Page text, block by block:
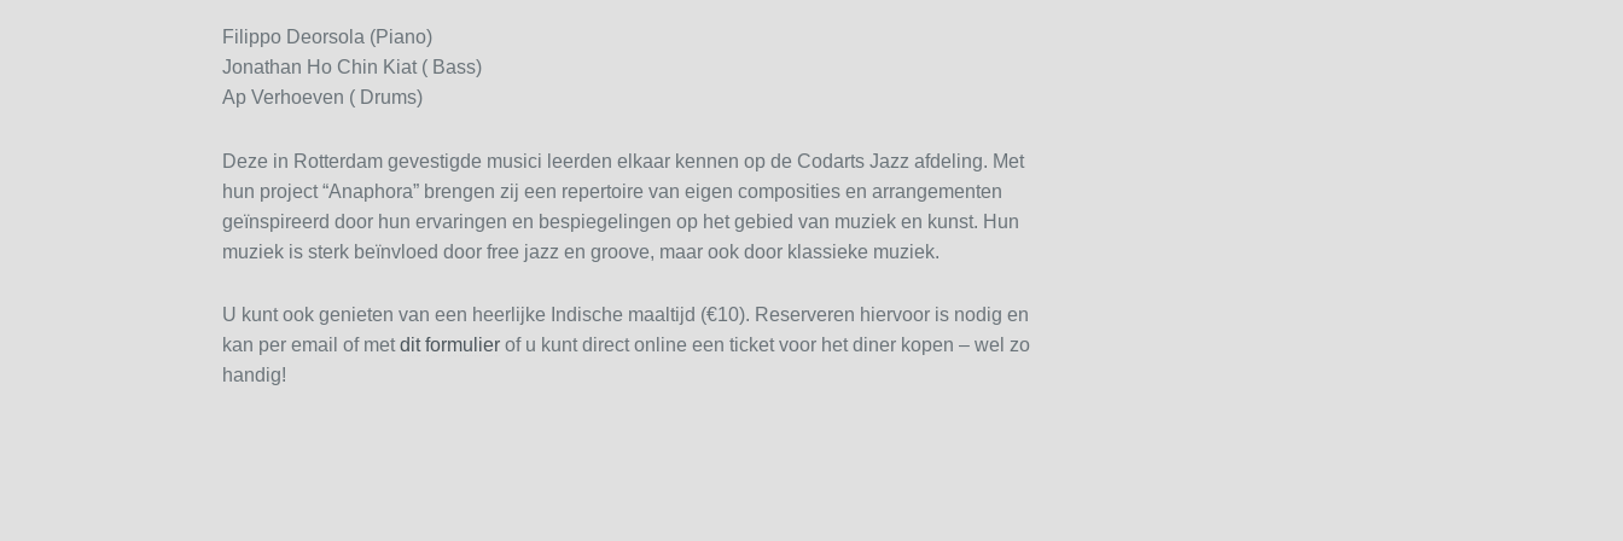
Filippo Deorsola (Piano)
Jonathan Ho Chin Kiat ( Bass)
Ap Verhoeven ( Drums)
Deze in Rotterdam gevestigde musici leerden elkaar kennen op de Codarts Jazz afdeling. Met
hun project “Anaphora” brengen zij een repertoire van eigen composities en arrangementen
geïnspireerd door hun ervaringen en bespiegelingen op het gebied van muziek en kunst. Hun
muziek is sterk beïnvloed door free jazz en groove, maar ook door klassieke muziek.
U kunt ook genieten van een heerlijke Indische maaltijd (€10). Reserveren hiervoor is nodig en
kan per email of met dit formulierof u kunt direct online een ticket voor het diner kopen – wel zo
handig!